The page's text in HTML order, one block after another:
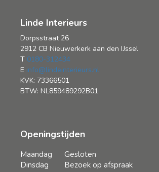
Linde Interieurs
Dorpsstraat 26
2912 CB Nieuwerkerk aan den IJssel
T 0180-312434
E info@lindeinterieurs.nl
KVK: 73366501
BTW: NL859489292B01
Openingstijden
Maandag
Gesloten
Dinsdag
Bezoek op afspraak